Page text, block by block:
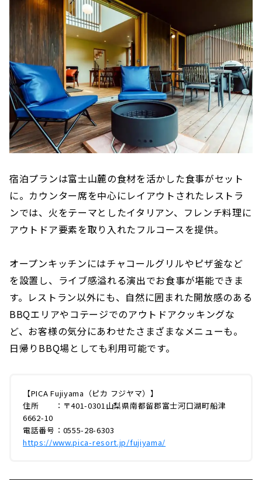
宿泊プランは富士山麓の食材を活かした食事がセット
に。カウンター席を中心にレイアウトされたレストラ
ンでは、火をテーマとしたイタリアン、フレンチ料理に
アウトドア要素を取り入れたフルコースを提供。
オープンキッチンにはチャコールグリルやピザ釜など
を設置し、ライブ感溢れる演出でお食事が堪能できま
す。レストラン以外にも、自然に囲まれた開放感のある
BBQエリアやコテージでのアウトドアクッキングな
ど、お客様の気分にあわせたさまざまなメニューも。
日帰りBBQ場としても利用可能です。
【PICA Fujiyama（ピカ フジヤマ）】
住所 ：〒401-0301山梨県南都留郡富士河口湖町船津
6662-10
電話番号：0555-28-6303
https://www.pica-resort.jp/fujiyama/